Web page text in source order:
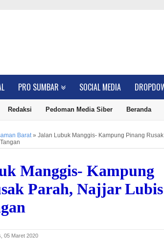
PRO SUMBAR SOCIAL MEDIA
Redaksi Pedoman Media Siber Beranda
Barat» Jalan Lubuk Manggis- Kampung Pinang Rusak
Manggis- Kampung
Parah, Najjar Lubis
05 Maret 2020